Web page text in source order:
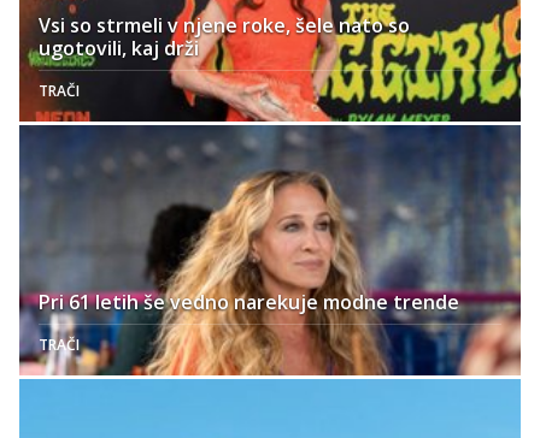
Vsi so strmeli v njene roke, šele nato so
ugotovili, kaj drži
TRAČI
Pri 61 letih še vedno narekuje modne trende
TRAČI